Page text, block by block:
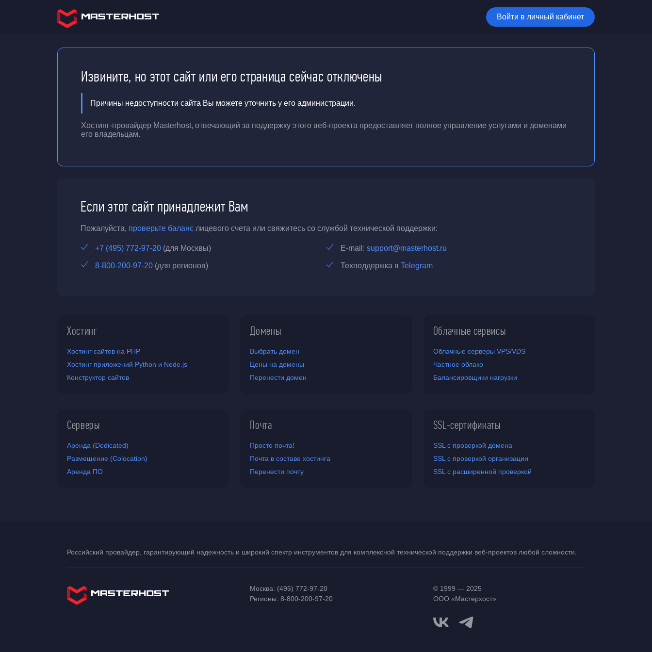
Войти в личный кабинет
Извините, но этот сайт или его страница сейчас отключены
Причины недоступности сайта Вы можете уточнить у его администрации.
Хостинг-провайдер Masterhost, отвечающий за поддержку этого веб-проекта предоставляет полное управление услугами и доменами
его владельцам.
Если этот сайт принадлежит Вам
Пожалуйста, проверьте баланс лицевого счета или свяжитесь со службой технической поддержки:
+7 (495) 772-97-20 (для Москвы)
8-800-200-97-20 (для регионов)
E-mail: support@masterhost.ru
Техподдержка в Telegram
Хостинг
Хостинг сайтов на PHP
Хостинг приложений Python и Node.js
Конструктор сайтов
Домены
Выбрать домен
Цены на домены
Перенести домен
Облачные сервисы
Облачные серверы VPS/VDS
Частное облако
Балансировщики нагрузки
Серверы
Аренда (Dedicated)
Размещение (Colocation)
Аренда ПО
Почта
Просто почта!
Почта в составе хостинга
Перенести почту
SSL-сертификаты
SSL с проверкой домена
SSL с проверкой организации
SSL с расширенной проверкой
Российский провайдер, гарантирующий надежность и широкий спектр инструментов для комплексной технической поддержки веб-проектов любой сложности.
Москва: (495) 772-97-20
Регионы:8-800-200-97-20
© 1999 — 2025
ООО «Мастерхост»